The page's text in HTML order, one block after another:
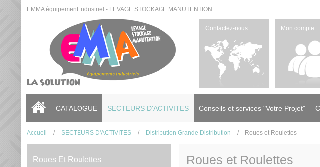
EMMA équipement industriel - LEVAGE STOCKAGE MANUTENTION
Contactez-nous Mon compte
CATALOGUE SECTEURS D'ACTIVITES Conseils et services "Votre Projet"
Accueil / SECTEURS D'ACTIVITES / Distribution Grande Distribution / Roues et Roulettes
Roues Et Roulettes Roues et Roulettes